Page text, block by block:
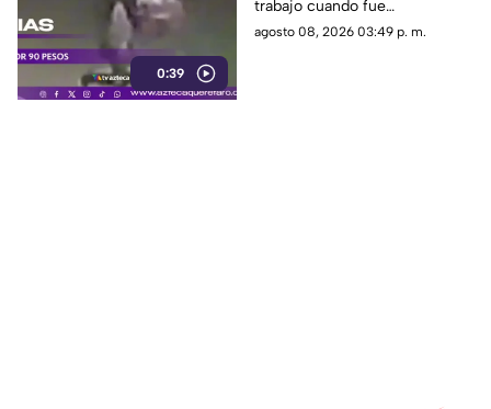
0:39
trabajo cuando fue
interceptada por un hombre
agosto 08, 2026 03:49 p. m.